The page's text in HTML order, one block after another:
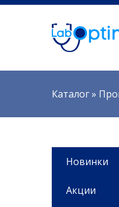
Вы здесь
Каталог»
Новинки
Акции